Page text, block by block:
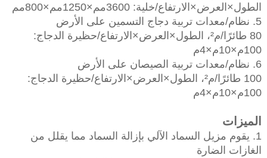
الطول×العرض×الارتفاع/خلية: 3600مم×1250مم×800مم
5. نظام/معدات تربية دجاج التسمين على الأرض
80 طائرًا/م²، الطول×العرض×الارتفاع/حظيرة الدجاج:
100م×10م×4م
6. نظام/معدات تربية الصيصان على الأرض
100 طائرًا/م²، الطول×العرض×الارتفاع/حظيرة الدجاج:
100م×10م×4م
الميزات
1. يقوم مزيل السماد الآلي بإزالة السماد مما يقلل من
الغازات الضارة